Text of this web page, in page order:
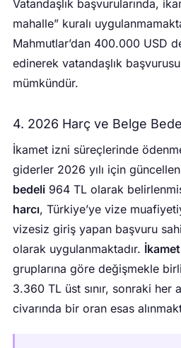
Vatandaşlık başvurularında,
mahalle” kuralı
Mahmutlar’dan 400.000 USD
edinerek vatandaşlık
mümkündür.
4. 2026 Harç ve Belge
İkamet izni süreçlerinde
giderler 2026 yılı için
bedeli 964 TL olarak
harcı, Türkiye’ye vize
vizesiz giriş yapan başvuru
olarak uygulanmaktadır.
gruplarına göre değişmekle
3.360 TL üst sınır, sonraki her
civarında bir oran esas